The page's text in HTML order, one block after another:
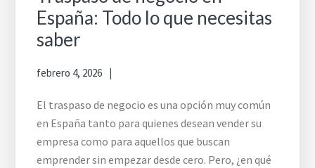
España: Todo lo que necesitas
saber
febrero 4, 2026
El traspaso de negocio es una opción muy común
en España tanto para quienes desean vender su
empresa como para aquellos que buscan
emprender sin empezar desde cero. Pero, ¿en qué